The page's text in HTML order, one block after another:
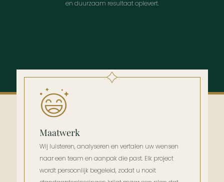
en duurzaam resultaat oplevert.
Maatwerk
Wij luisteren, analyseren en vertalen uw wensen
naar een team en aanpak die past. Elk project
wordt persoonlijk begeleid, zodat u nooit